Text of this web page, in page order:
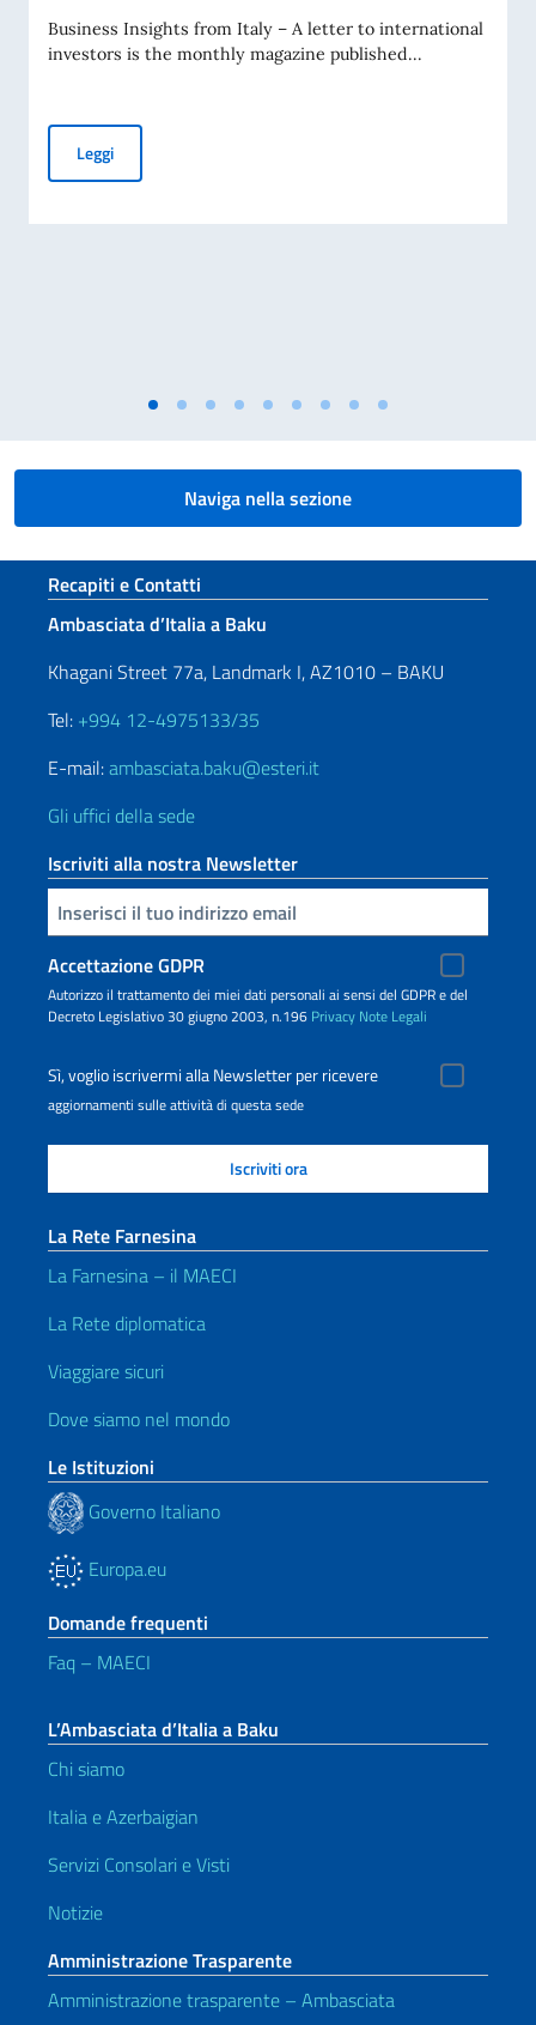
Business Insights from Italy – A letter to international
investors is the monthly magazine published...
LeggiBusiness Insights from Italy – A letter to international
Naviga nella sezione
Sezione footer
Recapiti e Contatti
Ambasciata d’Italia a Baku
Khagani Street 77a, Landmark I, AZ1010 – BAKU
Tel: +994 12-4975133/35
E-mail:ambasciata.baku@esteri.it
Gli uffici della sede
Iscriviti alla nostra Newsletter
Inserisci la tua email
Accettazione GDPR
Autorizzo il trattamento dei miei dati personali ai sensi del GDPR e del
Decreto Legislativo 30 giugno 2003, n.196 Privacy Note Legali
Sì, voglio iscrivermi alla Newsletter per ricevere
aggiornamenti sulle attività di questa sede
La Rete Farnesina
La Farnesina – il MAECI
La Rete diplomatica
Viaggiare sicuri
Dove siamo nel mondo
Le Istituzioni
Governo Italiano
Europa.eu
Domande frequenti
Faq – MAECI
L’Ambasciata d’Italia a Baku
Chi siamo
Italia e Azerbaigian
Servizi Consolari e Visti
Notizie
Amministrazione Trasparente
Amministrazione trasparente – Ambasciata